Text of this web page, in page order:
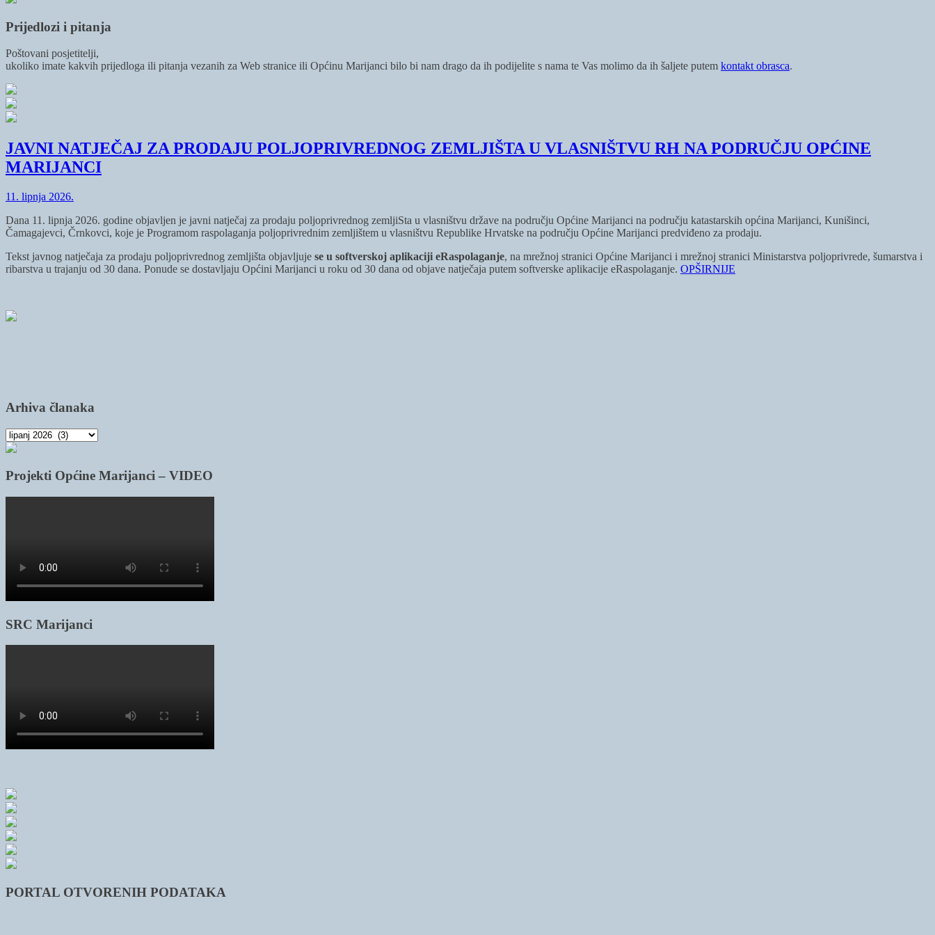
Prijedlozi i pitanja
Poštovani posjetitelji,
ukoliko imate kakvih prijedloga ili pitanja vezanih za Web stranice ili Općinu Marijanci bilo bi nam drago da ih podijelite s nama te Vas molimo da ih šaljete putem kontakt obrasca.
JAVNI NATJEČAJ ZA PRODAJU POLJOPRIVREDNOG ZEMLJIŠTA U VLASNIŠTVU RH NA PODRUČJU OPĆINE
MARIJANCI
11. lipnja 2026.
Dana 11. lipnja 2026. godine objavljen je javni natječaj za prodaju poljoprivrednog zemljiSta u vlasništvu države na području Općine Marijanci na području katastarskih općina Marijanci, Kunišinci,
Čamagajevci, Črnkovci, koje je Programom raspolaganja poljoprivrednim zemljištem u vlasništvu Republike Hrvatske na području Općine Marijanci predviđeno za prodaju.
Tekst javnog natječaja za prodaju poljoprivrednog zemljišta objavljuje se u softverskoj aplikaciji eRaspolaganje, na mrežnoj stranici Općine Marijanci i mrežnoj stranici Ministarstva poljoprivrede, šumarstva i
ribarstva u trajanju od 30 dana. Ponude se dostavljaju Općini Marijanci u roku od 30 dana od objave natječaja putem softverske aplikacije eRaspolaganje. OPŠIRNIJE
Arhiva članaka
Arhiva
članaka
Projekti Općine Marijanci – VIDEO
SRC Marijanci
PORTAL OTVORENIH PODATAKA